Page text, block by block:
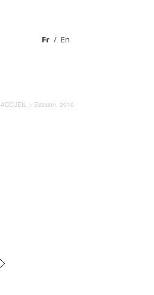
Fr En
ACCUEIL > Evasion, 2010